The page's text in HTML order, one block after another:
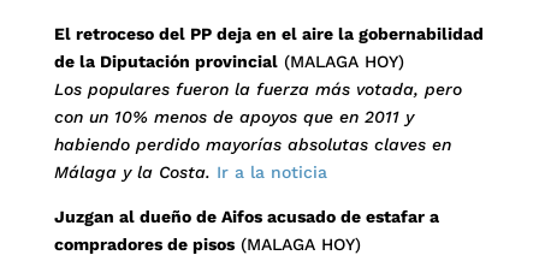
El retroceso del PP deja en el aire la gobernabilidad
de la Diputación provincial(MALAGA HOY)
Los populares fueron la fuerza más votada, pero
con un 10% menos de apoyos que en 2011 y
habiendo perdido mayorías absolutas claves en
Málaga y la Costa. Ir a la noticia
Juzgan al dueño de Aifos acusado de estafar a
compradores de pisos(MALAGA HOY)